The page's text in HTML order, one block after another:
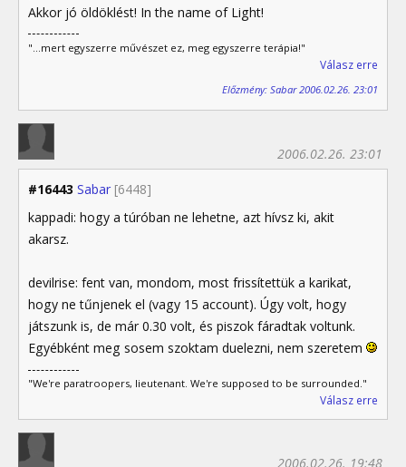
Akkor jó öldöklést! In the name of Light!
"...mert egyszerre művészet ez, meg egyszerre terápia!"
Válasz erre
Előzmény: Sabar 2006.02.26. 23:01
#16443 Sabar [6448]
2006.02.26. 23:01
kappadi: hogy a túróban ne lehetne, azt hívsz ki, akit
akarsz.
devilrise: fent van, mondom, most frissítettük a karikat,
hogy ne tűnjenek el (vagy 15 account). Úgy volt, hogy
játszunk is, de már 0.30 volt, és piszok fáradtak voltunk.
Egyébként meg sosem szoktam duelezni, nem szeretem
"We're paratroopers, lieutenant. We're supposed to be surrounded."
Válasz erre
2006.02.26. 19:48